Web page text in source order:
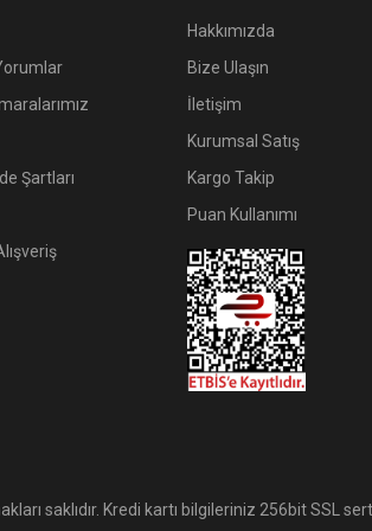
Şartları
Hakkımızda
Bize Ulaşın
İletişim
Kurumsal Satış
Kargo Takip
Puan Kullanımı
saklıdır. Kredi kartı bilgileriniz 256bit SSL